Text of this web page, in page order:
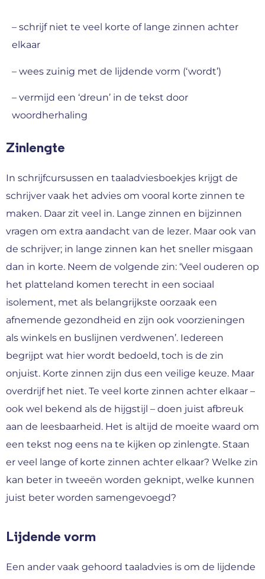
– schrijf niet te veel korte of lange zinnen achter
elkaar
– wees zuinig met de lijdende vorm (‘wordt’)
– vermijd een ‘dreun’ in de tekst door
woordherhaling
Zinlengte
In schrijfcursussen en taaladviesboekjes krijgt de
schrijver vaak het advies om vooral korte zinnen te
maken. Daar zit veel in. Lange zinnen en bijzinnen
vragen om extra aandacht van de lezer. Maar ook van
de schrijver; in lange zinnen kan het sneller misgaan
dan in korte. Neem de volgende zin: ‘Veel ouderen op
het platteland komen terecht in een sociaal
isolement, met als belangrijkste oorzaak een
afnemende gezondheid en zijn ook voorzieningen
als winkels en buslijnen verdwenen’. Iedereen
begrijpt wat hier wordt bedoeld, toch is de zin
onjuist. Korte zinnen zijn dus een veilige keuze. Maar
overdrijf het niet. Te veel korte zinnen achter elkaar –
ook wel bekend als de hijgstijl – doen juist afbreuk
aan de leesbaarheid. Het is altijd de moeite waard om
een tekst nog eens na te kijken op zinlengte. Staan
er veel lange of korte zinnen achter elkaar? Welke zin
kan beter in tweeën worden geknipt, welke kunnen
juist beter worden samengevoegd?
Lijdende vorm
Een ander vaak gehoord taaladvies is om de lijdende